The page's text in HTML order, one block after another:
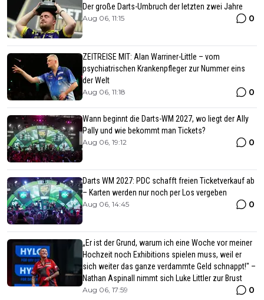
Der große Darts-Umbruch der letzten zwei Jahre
Aug 06, 11:15 0
ZEITREISE MIT: Alan Warriner-Little – vom
psychiatrischen Krankenpfleger zur Nummer eins
der Welt
Aug 06, 11:18 0
Wann beginnt die Darts-WM 2027, wo liegt der Ally
Pally und wie bekommt man Tickets?
Aug 06, 19:12 0
Darts WM 2027: PDC schafft freien Ticketverkauf ab
– Karten werden nur noch per Los vergeben
Aug 06, 14:45 0
„Er ist der Grund, warum ich eine Woche vor meiner
Hochzeit noch Exhibitions spielen muss, weil er
sich weiter das ganze verdammte Geld schnappt!" –
Nathan Aspinall nimmt sich Luke Littler zur Brust
Aug 06, 17:59 0